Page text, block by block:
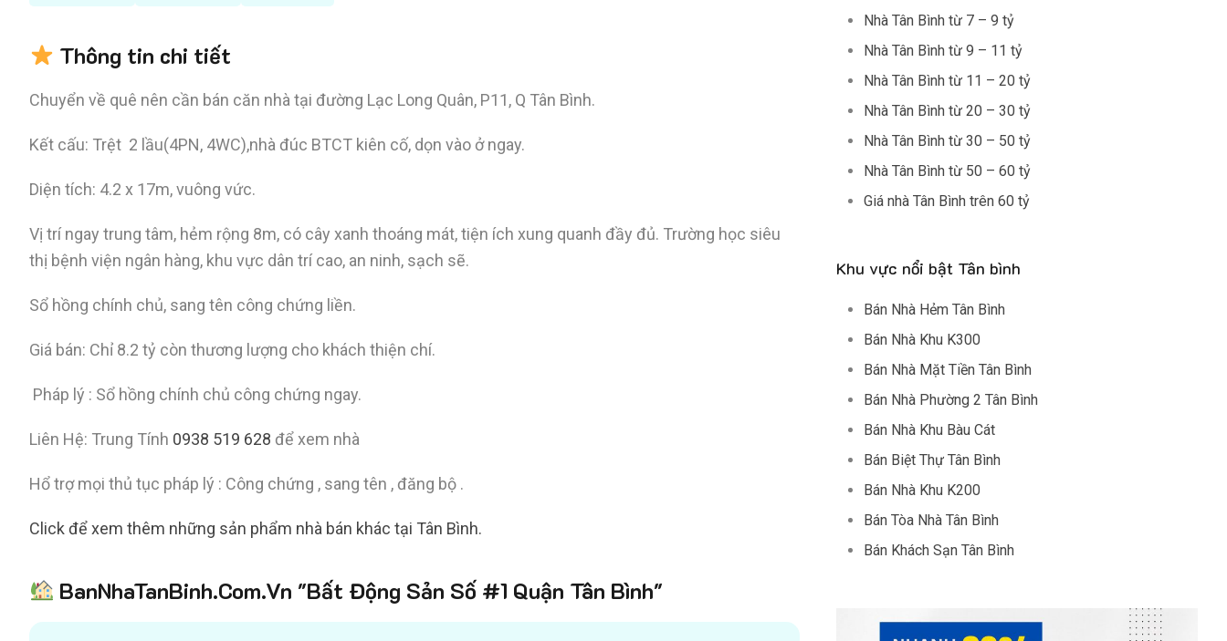
Thông tin chi tiết
Chuyển về quê nên cần bán căn nhà tại đường Lạc Long Quân, P11, Q Tân Bình.
Kết cấu: Trệt 2 lầu(4PN, 4WC),nhà đúc BTCT kiên cố, dọn vào ở ngay.
Diện tích: 4.2 x 17m, vuông vức.
Vị trí ngay trung tâm, hẻm rộng 8m, có cây xanh thoáng mát, tiện ích xung quanh đầy đủ. Trường học siêu
thị bệnh viện ngân hàng, khu vực dân trí cao, an ninh, sạch sẽ.
Sổ hồng chính chủ, sang tên công chứng liền.
Giá bán: Chỉ 8.2 tỷ còn thương lượng cho khách thiện chí.
Pháp lý : Sổ hồng chính chủ công chứng ngay.
Liên Hệ: Trung Tính 0938 519 628 để xem nhà
Hổ trợ mọi thủ tục pháp lý : Công chứng , sang tên , đăng bộ .
Click để xem thêm những sản phẩm nhà bán khác tại Tân Bình.
BanNhaTanBinh.Com.Vn "Bất Động Sản Số #1 Quận Tân Bình"
Nhà Tân Bình từ 7 – 9 tỷ
Nhà Tân Bình từ 9 – 11 tỷ
Nhà Tân Bình từ 11 – 20 tỷ
Nhà Tân Bình từ 20 – 30 tỷ
Nhà Tân Bình từ 30 – 50 tỷ
Nhà Tân Bình từ 50 – 60 tỷ
Giá nhà Tân Bình trên 60 tỷ
Khu vực nổi bật Tân bình
Bán Nhà Hẻm Tân Bình
Bán Nhà Khu K300
Bán Nhà Mặt Tiền Tân Bình
Bán Nhà Phường 2 Tân Bình
Bán Nhà Khu Bàu Cát
Bán Biệt Thự Tân Bình
Bán Nhà Khu K200
Bán Tòa Nhà Tân Bình
Bán Khách Sạn Tân Bình